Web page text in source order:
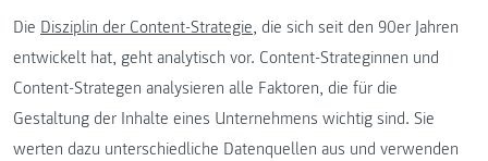
Die Disziplin der Content-Strategie, die sich seit den 90er Jahren
entwickelt hat, geht analytisch vor. Content-Strateginnen und
Content-Strategen analysieren alle Faktoren, die für die
Gestaltung der Inhalte eines Unternehmens wichtig sind. Sie
werten dazu unterschiedliche Datenquellen aus und verwenden